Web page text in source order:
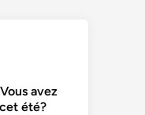
avez
été?